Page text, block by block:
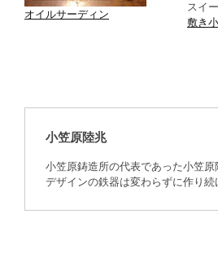
オイルサーディン
スイ
敷き小
小笠原陸兆
小笠原鋳造所の代表であった小笠
デザインの鉄器は変わらずに作り